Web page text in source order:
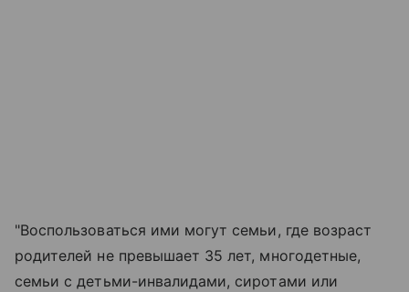
"Воспользоваться ими могут семьи, где возраст
родителей не превышает 35 лет, многодетные,
семьи с детьми-инвалидами, сиротами или